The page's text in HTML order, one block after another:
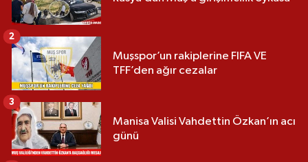
Muşspor’un rakiplerine FIFA VE
TFF’den ağır cezalar
2
Manisa Valisi Vahdettin Özkan’ın acı
günü
3